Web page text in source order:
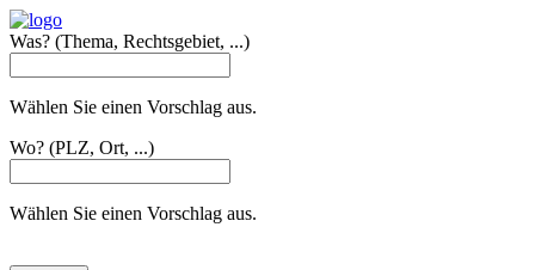
Was? (Thema, Rechtsgebiet, ...)
Wählen Sie einen Vorschlag aus.
Wo? (PLZ, Ort, ...)
Wählen Sie einen Vorschlag aus.